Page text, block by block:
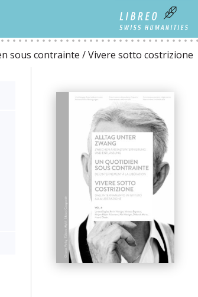
sous contrainte / Vivere sotto costrizione